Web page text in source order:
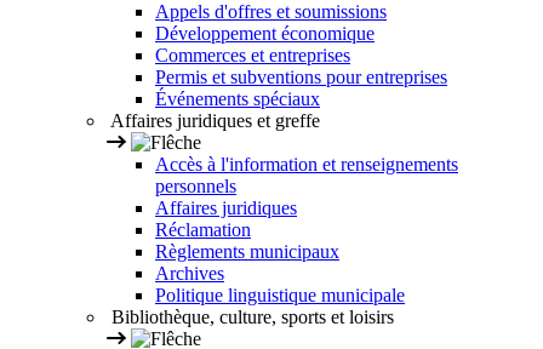
Appels d'offres et soumissions
Développement économique
Commerces et entreprises
Permis et subventions pour entreprises
Événements spéciaux
Affaires juridiques et greffe
Accès à l'information et renseignements
personnels
Affaires juridiques
Réclamation
Règlements municipaux
Archives
Politique linguistique municipale
Bibliothèque, culture, sports et loisirs